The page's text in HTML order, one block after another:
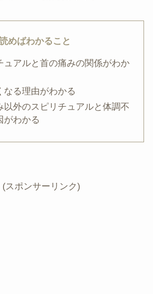
めばわかること
ュアルと首の痛みの関係がわか
なる理由がわかる
以外のスピリチュアルと体調不
がわかる
(スポンサーリンク)